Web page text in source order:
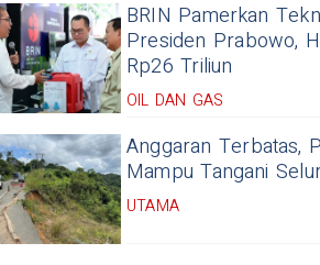
BRIN Pamerkan
Presiden Prabowo,
Rp26 Triliun
OIL DAN GAS
Anggaran Terbatas,
Mampu Tangani
UTAMA